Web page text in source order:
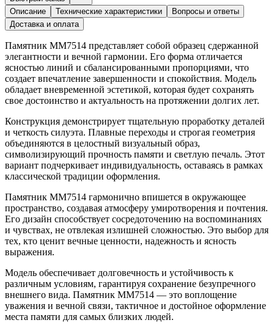
Описание
Технические характеристики
Вопросы и ответы
Доставка и оплата
Памятник ММ7514 представляет собой образец сдержанной
элегантности и вечной гармонии. Его форма отличается
ясностью линий и сбалансированными пропорциями, что
создает впечатление завершенности и спокойствия. Модель
обладает вневременной эстетикой, которая будет сохранять
свое достоинство и актуальность на протяжении долгих лет.
Конструкция демонстрирует тщательную проработку деталей
и четкость силуэта. Плавные переходы и строгая геометрия
объединяются в целостный визуальный образ,
символизирующий прочность памяти и светлую печаль. Этот
вариант подчеркивает индивидуальность, оставаясь в рамках
классической традиции оформления.
Памятник ММ7514 гармонично впишется в окружающее
пространство, создавая атмосферу умиротворения и почтения.
Его дизайн способствует сосредоточению на воспоминаниях
и чувствах, не отвлекая излишней сложностью. Это выбор для
тех, кто ценит вечные ценности, надежность и ясность
выражения.
Модель обеспечивает долговечность и устойчивость к
различным условиям, гарантируя сохранение безупречного
внешнего вида. Памятник ММ7514 — это воплощение
уважения и вечной связи, тактичное и достойное оформление
места памяти для самых близких людей.